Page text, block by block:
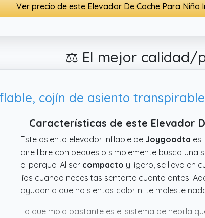
Ver precio de este Elevador De Coche Para Niño
⚖️ El mejor calidad/
cojín de asiento
Características de este Elevador
Este asiento elevador inflable de Joygoodta es
aire libre con peques o simplemente busca
el parque. Al ser compacto y ligero, se lleva en
líos cuando necesitas sentarte cuanto antes.
ayudan a que no sientas calor ni te moleste
Lo que mola bastante es el sistema de hebilla